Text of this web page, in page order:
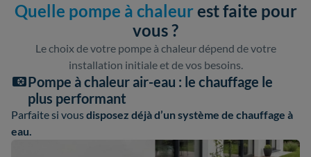
Quelle pompe à chaleurest faite pour
vous ?
Le choix de votre pompe à chaleur dépend de votre
installation initiale et de vos besoins.
Pompe à chaleur air-eau : le chauffage le
plus performant
Parfaite si vousdisposez déjà d’un système de chauffage à
eau.